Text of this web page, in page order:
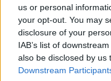
us or personal
your opt-out. You may
disclosure of your
IAB’s list of
also be disclosed by us
Downstream